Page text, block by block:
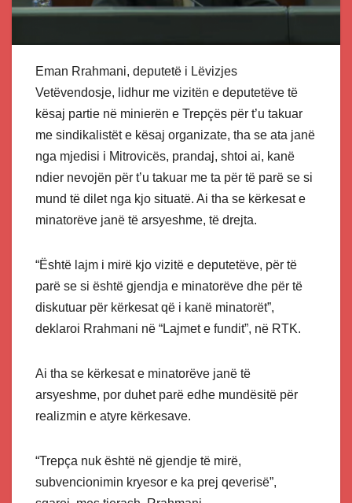
Eman Rrahmani, deputetë i Lëvizjes
Vetëvendosje, lidhur me vizitën e deputetëve të
kësaj partie në minierën e Trepçës për t’u takuar
me sindikalistët e kësaj organizate, tha se ata janë
nga mjedisi i Mitrovicës, prandaj, shtoi ai, kanë
ndier nevojën për t’u takuar me ta për të parë se si
mund të dilet nga kjo situatë. Ai tha se kërkesat e
minatorëve janë të arsyeshme, të drejta.
“Është lajm i mirë kjo vizitë e deputetëve, për të
parë se si është gjendja e minatorëve dhe për të
diskutuar për kërkesat që i kanë minatorët”,
deklaroi Rrahmani në “Lajmet e fundit”, në RTK.
Ai tha se kërkesat e minatorëve janë të
arsyeshme, por duhet parë edhe mundësitë për
realizmin e atyre kërkesave.
“Trepça nuk është në gjendje të mirë,
subvencionimin kryesor e ka prej qeverisë”,